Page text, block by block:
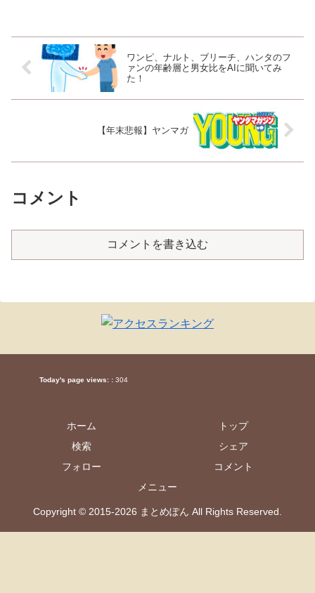
ワンピ、ナルト、ブリーチ、ハンタのフ
ァンの年齢層と男女比をAIに聞いてみ
た！
【年末悲報】ヤンマガ
コメント
コメントを書き込む
Today's page views: : 304
ホーム
トップ
検索
シェア
フォロー
コメント
メニュー
Copyright © 2015-2026 まとめぽん All Rights Reserved.